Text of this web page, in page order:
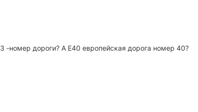
-номер дороги? А Е40 европейская дорога номер 40?